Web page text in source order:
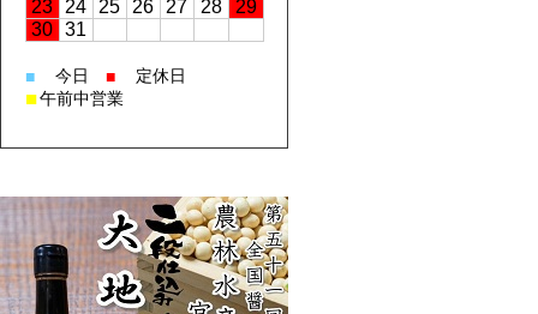
23
24 25 26 27 28
29
30
31
■ 今日 ■ 定休日
■午前中営業